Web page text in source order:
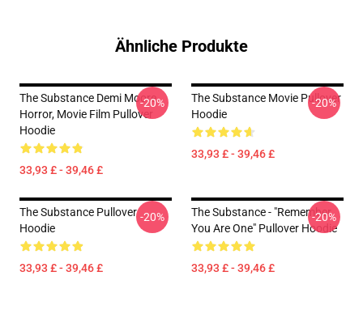
Ähnliche Produkte
The Substance Demi Moore
Horror, Movie Film Pullover
Hoodie
33,93 £ - 39,46 £
-20%
The Substance Movie Pullover
Hoodie
33,93 £ - 39,46 £
-20%
The Substance Pullover
Hoodie
33,93 £ - 39,46 £
-20%
The Substance - "Remember
You Are One" Pullover Hoodie
33,93 £ - 39,46 £
-20%